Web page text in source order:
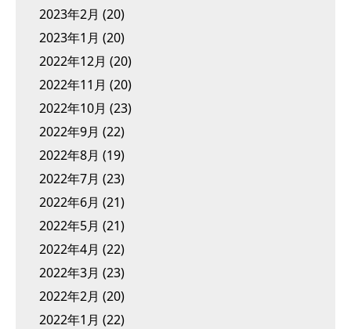
2023年2月 (20)
2023年1月 (20)
2022年12月 (20)
2022年11月 (20)
2022年10月 (23)
2022年9月 (22)
2022年8月 (19)
2022年7月 (23)
2022年6月 (21)
2022年5月 (21)
2022年4月 (22)
2022年3月 (23)
2022年2月 (20)
2022年1月 (22)